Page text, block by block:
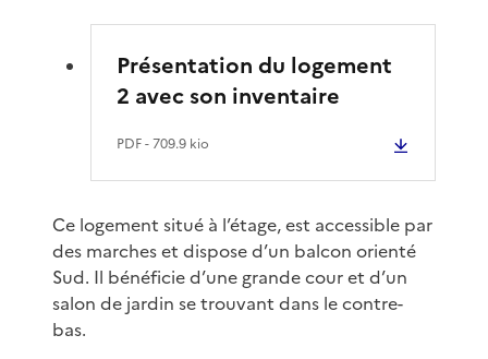
Présentation du logement
2 avec son inventaire
PDF- 709.9 kio
Ce logement situé à l’étage, est accessible par
des marches et dispose d’un balcon orienté
Sud. Il bénéficie d’une grande cour et d’un
salon de jardin se trouvant dans le contre-
bas.